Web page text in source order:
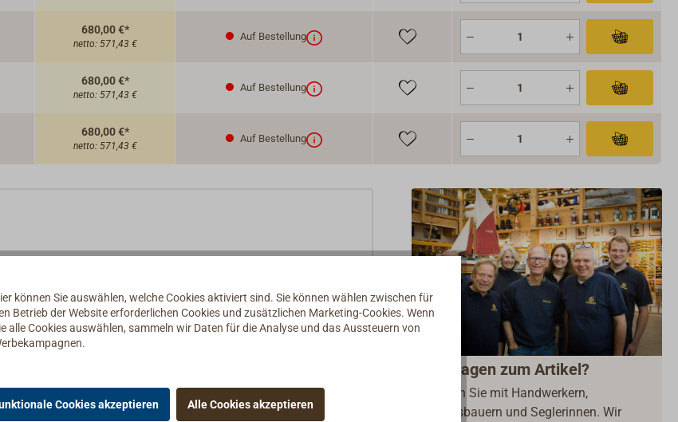
680,00 €*
netto: 571,43 €
Auf Bestellung
680,00 €*
netto: 571,43 €
Auf Bestellung
680,00 €*
netto: 571,43 €
Auf Bestellung
zu lackieren.
dazugehörigen Unterbaus für das Lackieren des
Betrags berechnet wird.
bei geöffneten Fenstern und Türen eingebrannt werden, um
Fragen zum Artikel?
Reden Sie mit Handwerkern,
Bootsbauern und Seglerinnen. Wir
können Sie auswählen, welche Cookies aktiviert sind. Sie können wählen zwischen für
Betrieb der Website erforderlichen Cookies und zusätzlichen Marketing-Cookies. Wenn
alle Cookies auswählen, sammeln wir Daten für die Analyse und das Aussteuern von
Cookies akzeptieren Alle Cookies akzeptieren